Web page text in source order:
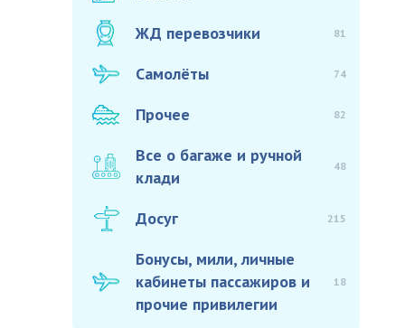
ЖД перевозчики 81
Самолёты 74
Прочее 82
Все о багаже и ручной
клади
48
Досуг 215
Бонусы, мили, личные
кабинеты пассажиров и
прочие привилегии
18